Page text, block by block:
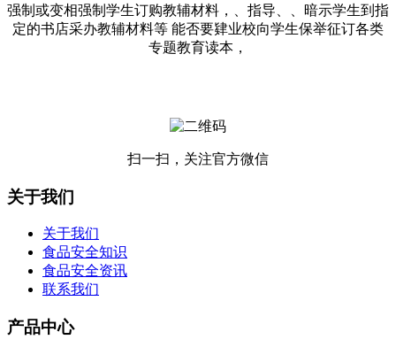
强制或变相强制学生订购教辅材料，、指导、、暗示学生到指
定的书店采办教辅材料等 能否要肄业校向学生保举征订各类
专题教育读本，
扫一扫，关注官方微信
关于我们
关于我们
食品安全知识
食品安全资讯
联系我们
产品中心